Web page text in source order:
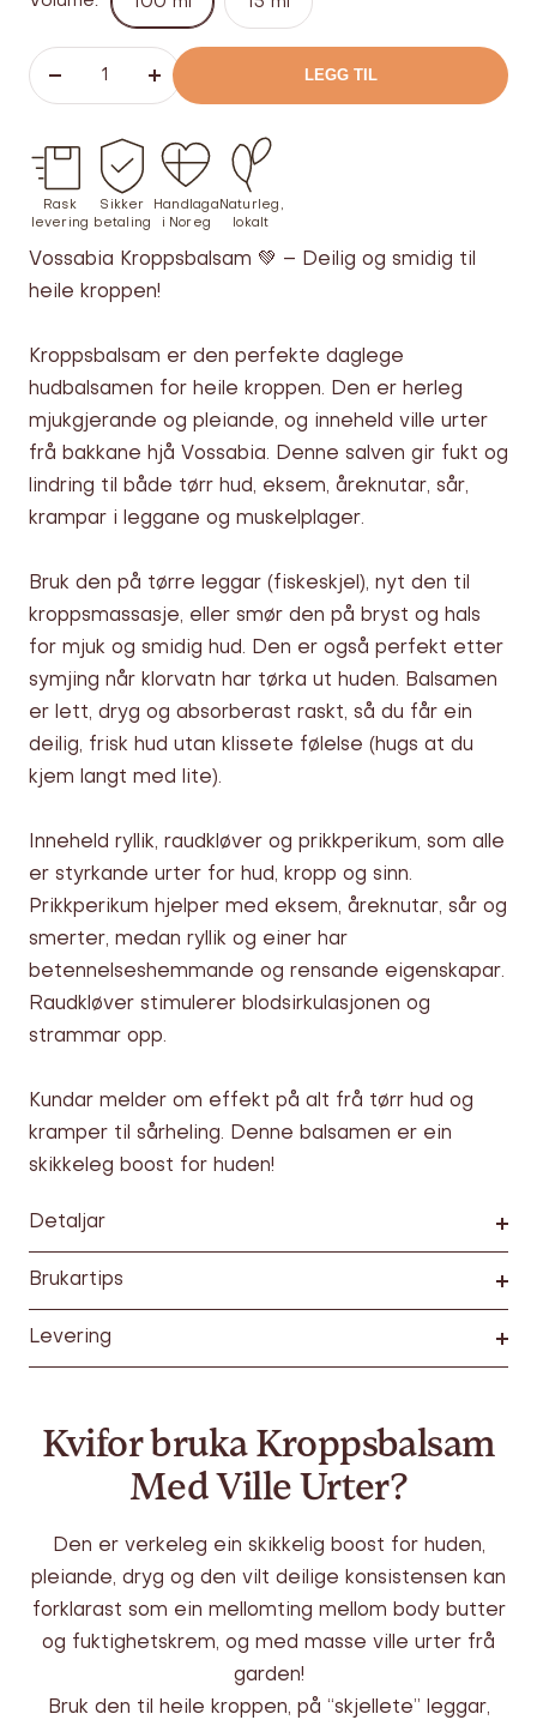
Øk
LEGG TIL
Rask
levering
Sikker
betaling
Handlaga
i Noreg
Naturleg,
lokalt
Vossabia Kroppsbalsam 💚 – Deilig og smidig til
heile kroppen!
Kroppsbalsam er den perfekte daglege
hudbalsamen for heile kroppen. Den er herleg
mjukgjerande og pleiande, og inneheld ville urter
frå bakkane hjå Vossabia. Denne salven gir fukt og
lindring til både tørr hud, eksem, åreknutar, sår,
krampar i leggane og muskelplager.
Bruk den på tørre leggar (fiskeskjel), nyt den til
kroppsmassasje, eller smør den på bryst og hals
for mjuk og smidig hud. Den er også perfekt etter
symjing når klorvatn har tørka ut huden. Balsamen
er lett, dryg og absorberast raskt, så du får ein
deilig, frisk hud utan klissete følelse (hugs at du
kjem langt med lite).
Inneheld ryllik, raudkløver og prikkperikum, som alle
er styrkande urter for hud, kropp og sinn.
Prikkperikum hjelper med eksem, åreknutar, sår og
smerter, medan ryllik og einer har
betennelseshemmande og rensande eigenskapar.
Raudkløver stimulerer blodsirkulasjonen og
strammar opp.
Kundar melder om effekt på alt frå tørr hud og
kramper til sårheling. Denne balsamen er ein
skikkeleg boost for huden!
Detaljar
Brukartips
Levering
Kvifor bruka Kroppsbalsam
Med Ville Urter?
Den er verkeleg ein skikkelig boost for huden,
pleiande, dryg og den vilt deilige konsistensen kan
forklarast som ein mellomting mellom body butter
og fuktighetskrem, og med masse ville urter frå
garden!
Bruk den til heile kroppen, på “skjellete” leggar,